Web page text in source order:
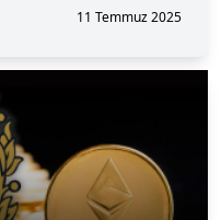
11 Temmuz 2025